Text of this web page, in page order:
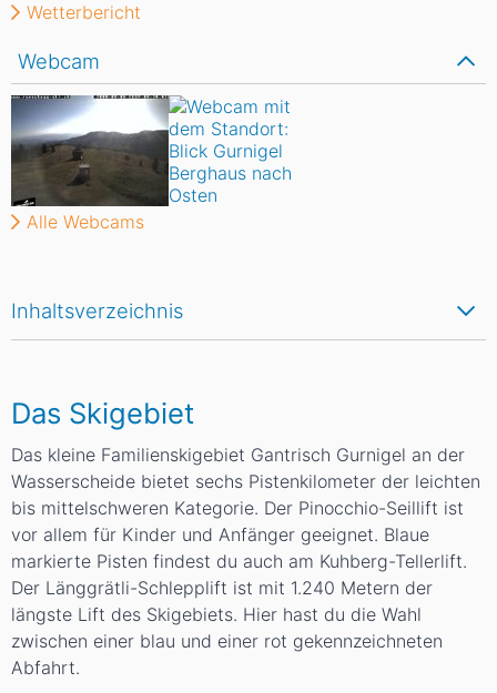
Inhaltsverzeichnis
Das Skigebiet
Das kleine Familienskigebiet Gantrisch Gurnigel an der
Wasserscheide bietet sechs Pistenkilometer der leichten
bis mittelschweren Kategorie. Der Pinocchio-Seillift ist
vor allem für Kinder und Anfänger geeignet. Blaue
markierte Pisten findest du auch am Kuhberg-Tellerlift.
Der Länggrätli-Schlepplift ist mit 1.240 Metern der
längste Lift des Skigebiets. Hier hast du die Wahl
zwischen einer blau und einer rot gekennzeichneten
Abfahrt.
Wetterbericht
Webcam
Alle Webcams